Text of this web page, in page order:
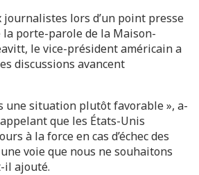
journalistes lors d’un point presse
porte-parole de la Maison-
le vice-président américain a
discussions avancent
une situation plutôt favorable », a-
que les États-Unis
à la force en cas d’échec des
une voie que nous ne souhaitons
il ajouté.